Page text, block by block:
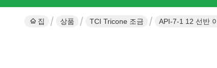
집 상품 TCI Tricone 조금 API-7-1 12 선반